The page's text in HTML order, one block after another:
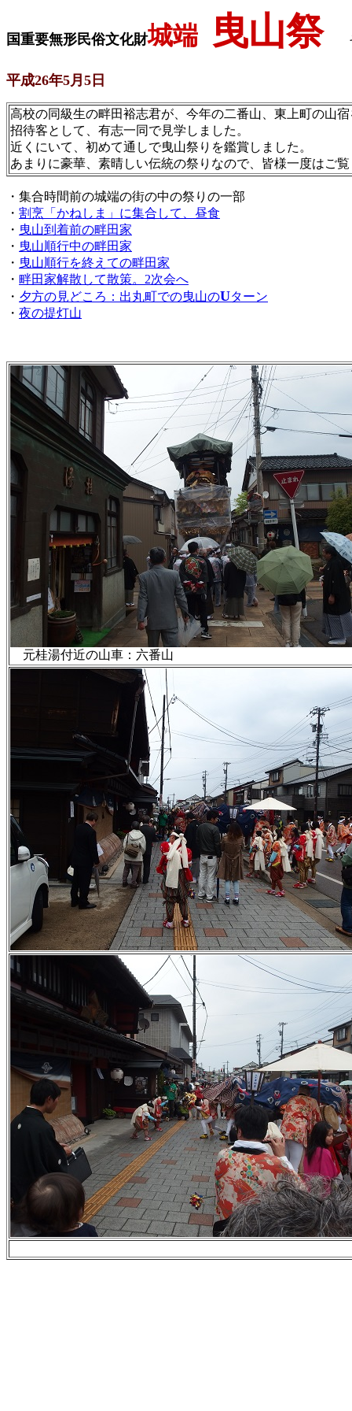
国重要無形民俗文化財城端 曳山祭 そ
平成26年5月5日
高校の同級生の畔田裕志君が、今年の二番山、東上町の山
招待客として、有志一同で見学しました。
近くにいて、初めて通しで曳山祭りを鑑賞しました。
あまりに豪華、素晴しい伝統の祭りなので、皆様一度はご
・集合時間前の城端の街の中の祭りの一部
・ 割烹「かねしま」に集合して、昼食
・ 曳山到着前の畔田家
・ 曳山順行中の畔田家
・ 曳山順行を終えての畔田家
・ 畔田家解散して散策。2次会へ
・ 夕方の見どころ：出丸町での曳山のUターン
・ 夜の提灯山
元桂湯付近の山車：六番山